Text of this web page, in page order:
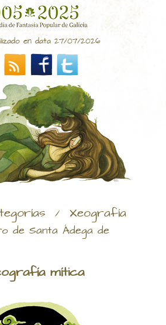
en data 27/07/2026
/ Xeografía
de Santa Ádega de
mítica